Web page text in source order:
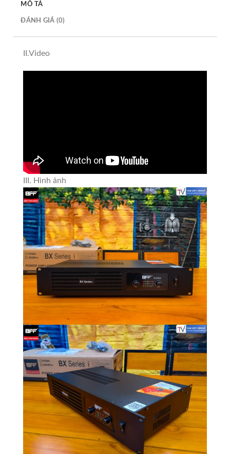
MÔ TẢ
ĐÁNH GIÁ (0)
II.Video
III. Hình ảnh